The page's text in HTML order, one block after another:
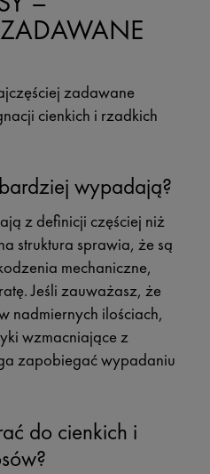
zadawane
cienkich i rzadkich
wypadają?
z definicji częściej niż
struktura sprawia, że są
mechaniczne,
Jeśli zauważasz, że
nadmiernych ilościach,
wzmacniające z
zapobiegać wypadaniu
do cienkich i